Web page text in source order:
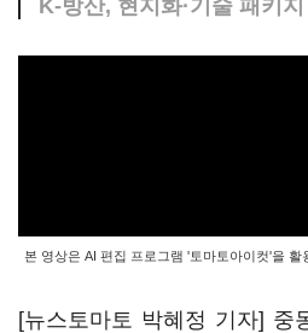
K-방산, 현지화·기술 패키
본 영상은 AI 편집 프로그램 '토마토아이컷'을 활
[뉴스토마토 박혜정 기자] 중